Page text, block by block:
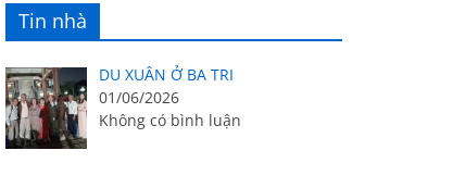
Tin nhà
DU XUÂN Ở BA TRI
01/06/2026
Không có bình luận